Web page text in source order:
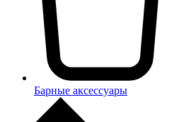
Барные аксессуары